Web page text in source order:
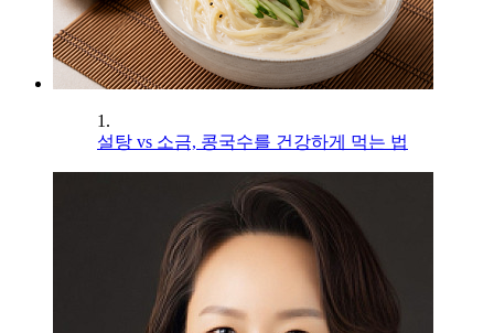
1.
설탕 vs 소금, 콩국수를 건강하게 먹는 법